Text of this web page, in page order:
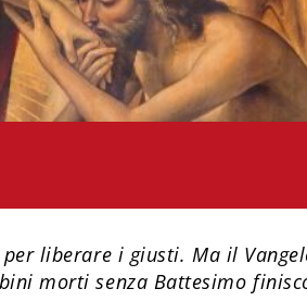
per liberare i giusti. Ma il
morti senza Battesimo